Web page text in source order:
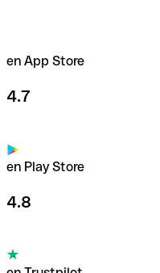
en App Store
4.7
en Play Store
4.8